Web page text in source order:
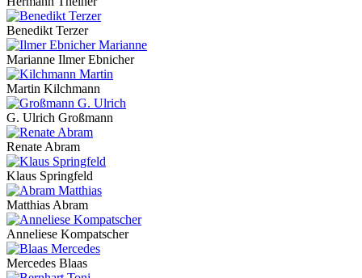
Benedikt Terzer
Marianne Ilmer Ebnicher
Martin Kilchmann
G. Ulrich Großmann
Renate Abram
Klaus Springfeld
Matthias Abram
Anneliese Kompatscher
Mercedes Blaas